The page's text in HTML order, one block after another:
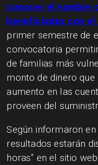
conocer el nombre
beneficiadas con
primer semestre de
convocatoria
de familias más
monto de dinero
aumento en las
proveen del
Según informaron
resultados estarán
horas” en el sitio web